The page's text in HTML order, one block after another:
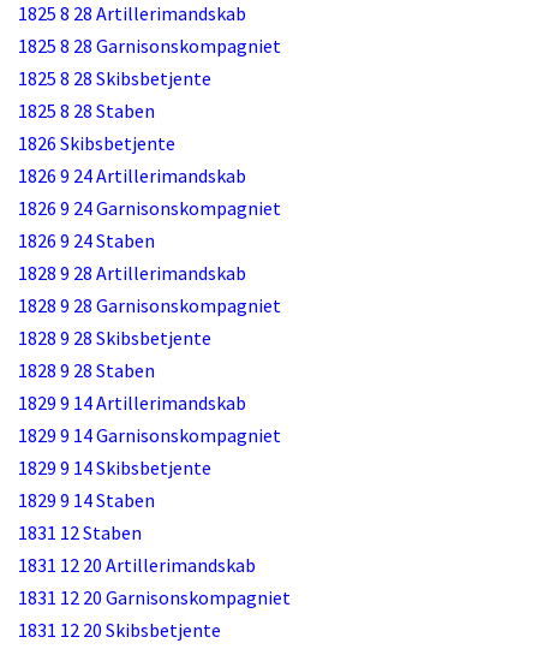
1825 8 28 Artillerimandskab
1825 8 28 Garnisonskompagniet
1825 8 28 Skibsbetjente
1825 8 28 Staben
1826 Skibsbetjente
1826 9 24 Artillerimandskab
1826 9 24 Garnisonskompagniet
1826 9 24 Staben
1828 9 28 Artillerimandskab
1828 9 28 Garnisonskompagniet
1828 9 28 Skibsbetjente
1828 9 28 Staben
1829 9 14 Artillerimandskab
1829 9 14 Garnisonskompagniet
1829 9 14 Skibsbetjente
1829 9 14 Staben
1831 12 Staben
1831 12 20 Artillerimandskab
1831 12 20 Garnisonskompagniet
1831 12 20 Skibsbetjente